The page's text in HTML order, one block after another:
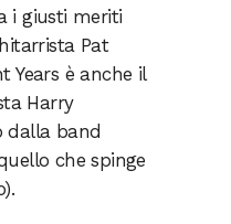
i giusti meriti
Pat
Years è anche il
Harry
dalla band
che spinge